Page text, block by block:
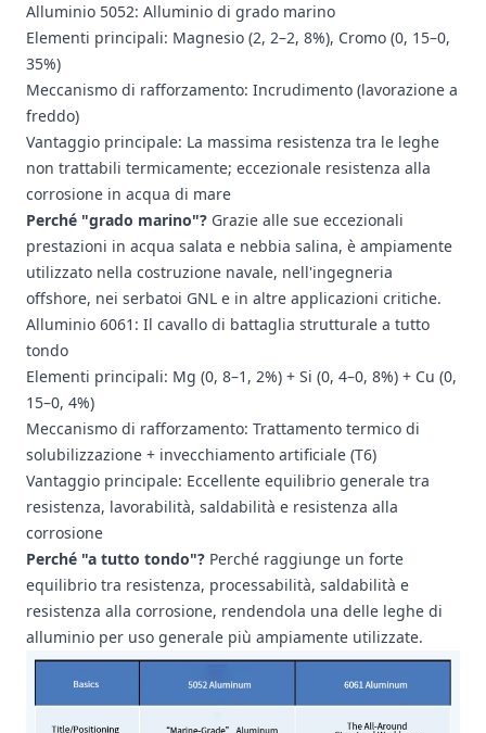
Alluminio 5052: Alluminio di grado marino
Elementi principali: Magnesio (2, 2–2, 8%), Cromo (0, 15–0,
35%)
Meccanismo di rafforzamento: Incrudimento (lavorazione a
freddo)
Vantaggio principale: La massima resistenza tra le leghe
non trattabili termicamente; eccezionale resistenza alla
corrosione in acqua di mare
Perché "grado marino"? Grazie alle sue eccezionali
prestazioni in acqua salata e nebbia salina, è ampiamente
utilizzato nella costruzione navale, nell'ingegneria
offshore, nei serbatoi GNL e in altre applicazioni critiche.
Alluminio 6061 : Il cavallo di battaglia strutturale a tutto
tondo
Elementi principali: Mg (0, 8–1, 2%) + Si (0, 4–0, 8%) + Cu (0,
15–0, 4%)
Meccanismo di rafforzamento: Trattamento termico di
solubilizzazione + invecchiamento artificiale (T6)
Vantaggio principale: Eccellente equilibrio generale tra
resistenza, lavorabilità, saldabilità e resistenza alla
corrosione
Perché "a tutto tondo"? Perché raggiunge un forte
equilibrio tra resistenza, processabilità, saldabilità e
resistenza alla corrosione, rendendola una delle leghe di
alluminio per uso generale più ampiamente utilizzate.